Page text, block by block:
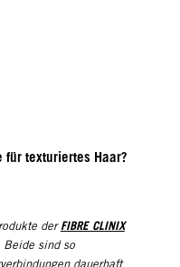
für texturiertes Haar?
der FIBRE CLINIX
Beide sind so
dauerhaft